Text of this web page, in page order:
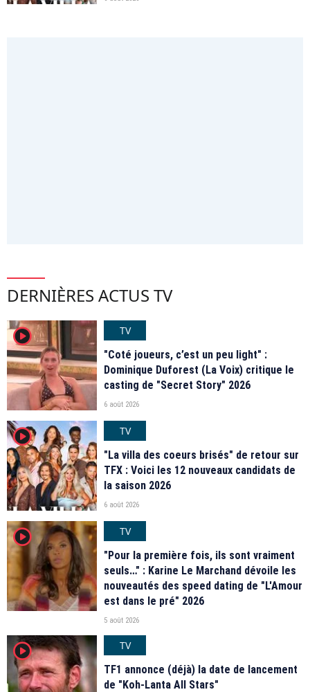
DERNIÈRES ACTUS TV
player2
TV
"Coté joueurs, c’est un peu light" :
Dominique Duforest (La Voix) critique le
casting de "Secret Story" 2026
6 août 2026
player2
TV
"La villa des coeurs brisés" de retour sur
TFX : Voici les 12 nouveaux candidats de
la saison 2026
6 août 2026
player2
TV
"Pour la première fois, ils sont vraiment
seuls…" : Karine Le Marchand dévoile les
nouveautés des speed dating de "L'Amour
est dans le pré" 2026
5 août 2026
player2
TV
TF1 annonce (déjà) la date de lancement
de "Koh-Lanta All Stars"